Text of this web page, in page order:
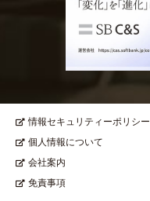
情報セキュリティーポリシー
個人情報について
会社案内
免責事項